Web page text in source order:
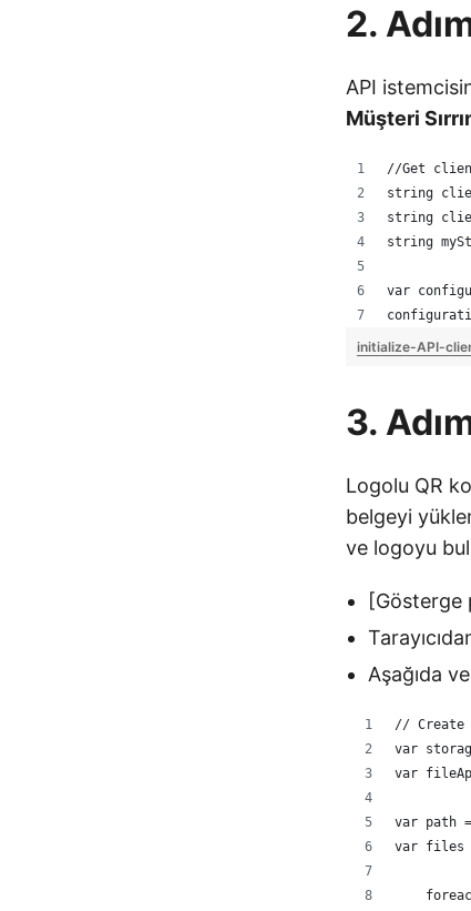
2.
API
Müşteri
//Get
string
string
string
var
initialize-API-
3.
Logolu QR
belgeyi
ve logoyu
[Gösterge
Aşağıda
// Create
var
var
var path
var files